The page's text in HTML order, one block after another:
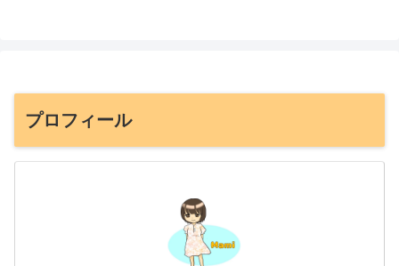
プロフィール